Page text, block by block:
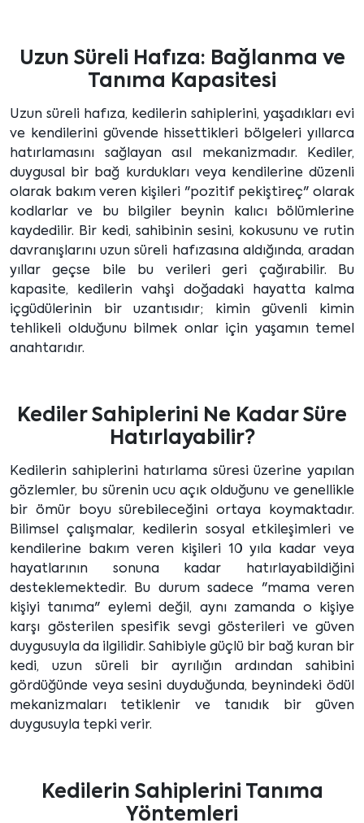
Uzun Süreli Hafıza: Bağlanma ve
Tanıma Kapasitesi
Uzun süreli hafıza, kedilerin sahiplerini, yaşadıkları evi
ve kendilerini güvende hissettikleri bölgeleri yıllarca
hatırlamasını sağlayan asıl mekanizmadır. Kediler,
duygusal bir bağ kurdukları veya kendilerine düzenli
olarak bakım veren kişileri "pozitif pekiştireç" olarak
kodlarlar ve bu bilgiler beynin kalıcı bölümlerine
kaydedilir. Bir kedi, sahibinin sesini, kokusunu ve rutin
davranışlarını uzun süreli hafızasına aldığında, aradan
yıllar geçse bile bu verileri geri çağırabilir. Bu
kapasite, kedilerin vahşi doğadaki hayatta kalma
içgüdülerinin bir uzantısıdır; kimin güvenli kimin
tehlikeli olduğunu bilmek onlar için yaşamın temel
anahtarıdır.
Kediler Sahiplerini Ne Kadar Süre
Hatırlayabilir?
Kedilerin sahiplerini hatırlama süresi üzerine yapılan
gözlemler, bu sürenin ucu açık olduğunu ve genellikle
bir ömür boyu sürebileceğini ortaya koymaktadır.
Bilimsel çalışmalar, kedilerin sosyal etkileşimleri ve
kendilerine bakım veren kişileri 10 yıla kadar veya
hayatlarının sonuna kadar hatırlayabildiğini
desteklemektedir. Bu durum sadece "mama veren
kişiyi tanıma" eylemi değil, aynı zamanda o kişiye
karşı gösterilen spesifik sevgi gösterileri ve güven
duygusuyla da ilgilidir. Sahibiyle güçlü bir bağ kuran bir
kedi, uzun süreli bir ayrılığın ardından sahibini
gördüğünde veya sesini duyduğunda, beynindeki ödül
mekanizmaları tetiklenir ve tanıdık bir güven
duygusuyla tepki verir.
Kedilerin Sahiplerini Tanıma
Yöntemleri